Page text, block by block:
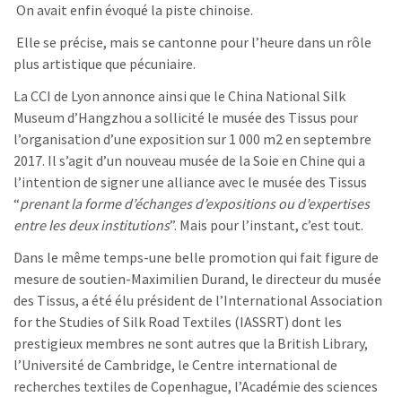
On avait enfin évoqué la piste chinoise.
Elle se précise, mais se cantonne pour l’heure dans un rôle
plus artistique que pécuniaire.
La CCI de Lyon annonce ainsi que le China National Silk
Museum d’Hangzhou a sollicité le musée des Tissus pour
l’organisation d’une exposition sur 1 000 m2 en septembre
2017. Il s’agit d’un nouveau musée de la Soie en Chine qui a
l’intention de signer une alliance avec le musée des Tissus
“prenant la forme d’échanges d’expositions ou d’expertises
entre les deux institutions”. Mais pour l’instant, c’est tout.
Dans le même temps-une belle promotion qui fait figure de
mesure de soutien-Maximilien Durand, le directeur du musée
des Tissus, a été élu président de l’International Association
for the Studies of Silk Road Textiles (IASSRT) dont les
prestigieux membres ne sont autres que la British Library,
l’Université de Cambridge, le Centre international de
recherches textiles de Copenhague, l’Académie des sciences